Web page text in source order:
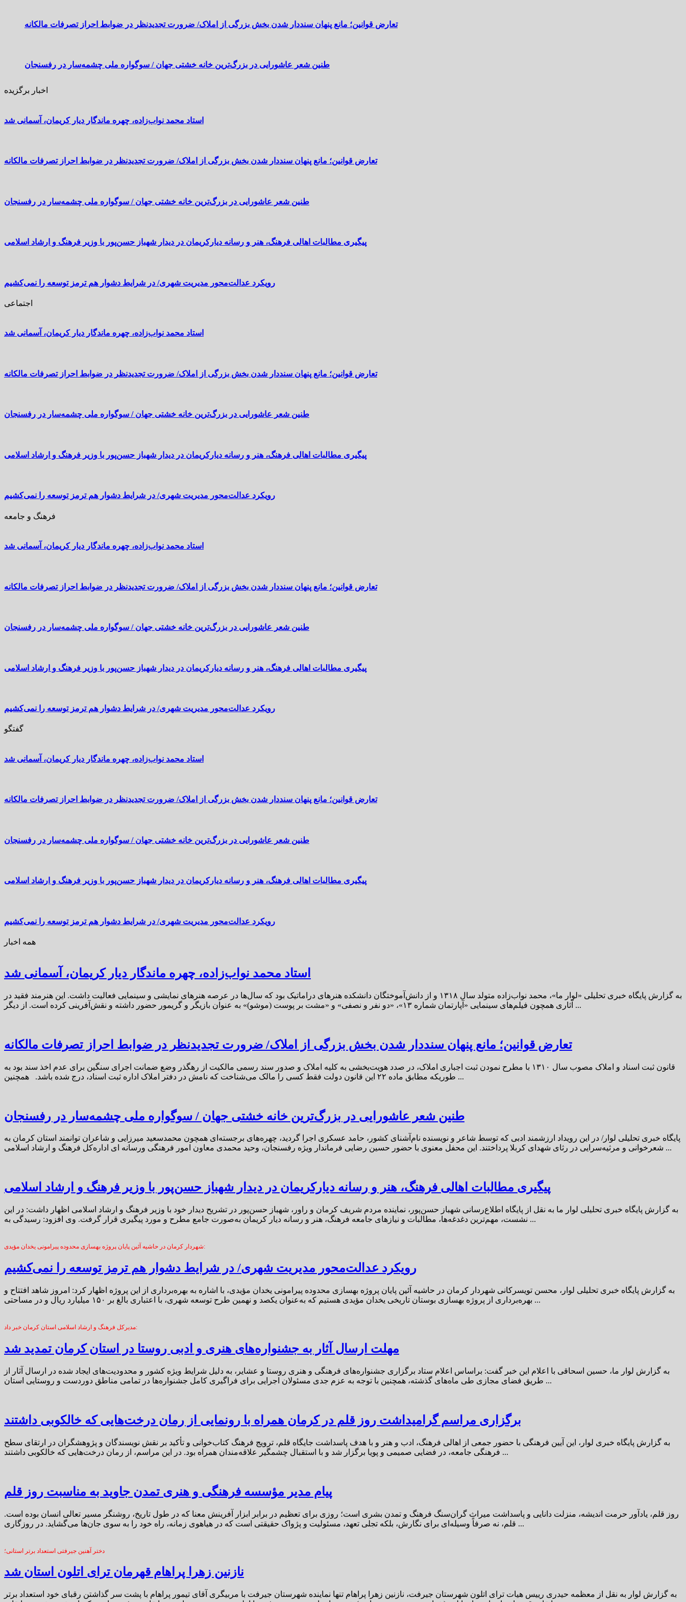
تعارض قوانین؛ مانع پنهان سنددار شدن بخش بزرگی از املاک/ ضرورت تجدیدنظر در ضوابط احراز تصرفات مالکانه
طنین شعر عاشورایی در بزرگ‌ترین خانه خشتی جهان / سوگواره ملی چشمه‌سار در رفسنجان
اخبار برگزیده
استاد محمد نواب‌زاده، چهره ماندگار دیار کریمان، آسمانی شد
تعارض قوانین؛ مانع پنهان سنددار شدن بخش بزرگی از املاک/ ضرورت تجدیدنظر در ضوابط احراز تصرفات مالکانه
طنین شعر عاشورایی در بزرگ‌ترین خانه خشتی جهان / سوگواره ملی چشمه‌سار در رفسنجان
پیگیری مطالبات اهالی فرهنگ، هنر و رسانه دیارکریمان در دیدار شهباز حسن‌پور با وزیر فرهنگ و ارشاد اسلامی
رویکرد عدالت‌محور مدیریت شهری/ در شرایط دشوار هم ترمز توسعه را نمی‌کشیم
اجتماعی
استاد محمد نواب‌زاده، چهره ماندگار دیار کریمان، آسمانی شد
تعارض قوانین؛ مانع پنهان سنددار شدن بخش بزرگی از املاک/ ضرورت تجدیدنظر در ضوابط احراز تصرفات مالکانه
طنین شعر عاشورایی در بزرگ‌ترین خانه خشتی جهان / سوگواره ملی چشمه‌سار در رفسنجان
پیگیری مطالبات اهالی فرهنگ، هنر و رسانه دیارکریمان در دیدار شهباز حسن‌پور با وزیر فرهنگ و ارشاد اسلامی
رویکرد عدالت‌محور مدیریت شهری/ در شرایط دشوار هم ترمز توسعه را نمی‌کشیم
فرهنگ و جامعه
استاد محمد نواب‌زاده، چهره ماندگار دیار کریمان، آسمانی شد
تعارض قوانین؛ مانع پنهان سنددار شدن بخش بزرگی از املاک/ ضرورت تجدیدنظر در ضوابط احراز تصرفات مالکانه
طنین شعر عاشورایی در بزرگ‌ترین خانه خشتی جهان / سوگواره ملی چشمه‌سار در رفسنجان
پیگیری مطالبات اهالی فرهنگ، هنر و رسانه دیارکریمان در دیدار شهباز حسن‌پور با وزیر فرهنگ و ارشاد اسلامی
رویکرد عدالت‌محور مدیریت شهری/ در شرایط دشوار هم ترمز توسعه را نمی‌کشیم
گفتگو
استاد محمد نواب‌زاده، چهره ماندگار دیار کریمان، آسمانی شد
تعارض قوانین؛ مانع پنهان سنددار شدن بخش بزرگی از املاک/ ضرورت تجدیدنظر در ضوابط احراز تصرفات مالکانه
طنین شعر عاشورایی در بزرگ‌ترین خانه خشتی جهان / سوگواره ملی چشمه‌سار در رفسنجان
پیگیری مطالبات اهالی فرهنگ، هنر و رسانه دیارکریمان در دیدار شهباز حسن‌پور با وزیر فرهنگ و ارشاد اسلامی
رویکرد عدالت‌محور مدیریت شهری/ در شرایط دشوار هم ترمز توسعه را نمی‌کشیم
همه اخبار
استاد محمد نواب‌زاده، چهره ماندگار دیار کریمان، آسمانی شد
به گزارش پایگاه خبری تحلیلی «لوار ما»، محمد نواب‌زاده متولد سال ۱۳۱۸ و از دانش‌آموختگان دانشکده هنرهای دراماتیک بود که سال‌ها در عرصه هنرهای نمایشی و سینمایی فعالیت داشت. این هنرمند فقید در
آثاری همچون فیلم‌های سینمایی «آپارتمان شماره ۱۳»، «دو نفر و نصفی» و «مشت بر پوست (موشو)» به عنوان بازیگر و گریمور حضور داشته و نقش‌آفرینی کرده است. از دیگر ...
تعارض قوانین؛ مانع پنهان سنددار شدن بخش بزرگی از املاک/ ضرورت تجدیدنظر در ضوابط احراز تصرفات مالکانه
قانون ثبت اسناد و املاک مصوب سال ۱۳۱۰ با مطرح نمودن ثبت اجباری املاک، در صدد هویت‌بخشی به کلیه املاک و صدور سند رسمی مالکیت از رهگذر وضع ضمانت اجرای سنگین برای عدم اخذ سند بود به
طوریکه مطابق ماده ۲۲ این قانون دولت فقط کسی را مالک می‌شناخت که نامش در دفتر املاک اداره ثبت اسناد، درج شده باشد. همچنین ...
طنین شعر عاشورایی در بزرگ‌ترین خانه خشتی جهان / سوگواره ملی چشمه‌سار در رفسنجان
پایگاه خبری تحلیلی لوار/ در این رویداد ارزشمند ادبی که توسط شاعر و نویسنده نام‌آشنای کشور، حامد عسکری اجرا گردید، چهره‌های برجسته‌ای همچون محمدسعید میرزایی و شاعران توانمند استان کرمان به
شعرخوانی و مرثیه‌سرایی در رثای شهدای کربلا پرداختند. این محفل معنوی با حضور حسین رضایی فرماندار ویژه رفسنجان، وحید محمدی معاون امور فرهنگی ورسانه ای اداره‌کل فرهنگ و ارشاد اسلامی ...
پیگیری مطالبات اهالی فرهنگ، هنر و رسانه دیارکریمان در دیدار شهباز حسن‌پور با وزیر فرهنگ و ارشاد اسلامی
به گزارش پایگاه خبری تحلیلی لوار ما به نقل از پایگاه اطلاع‌رسانی شهباز حسن‌پور، نماینده مردم شریف کرمان و راور، شهباز حسن‌پور در تشریح دیدار خود با وزیر فرهنگ و ارشاد اسلامی اظهار داشت: در این
نشست، مهم‌ترین دغدغه‌ها، مطالبات و نیازهای جامعه فرهنگ، هنر و رسانه دیار کریمان به‌صورت جامع مطرح و مورد پیگیری قرار گرفت. وی افزود: رسیدگی به ...
شهردار کرمان در حاشیه آئین پایان پروژه بهسازی محدوده پیرامونی یخدان مؤیدی:
رویکرد عدالت‌محور مدیریت شهری/ در شرایط دشوار هم ترمز توسعه را نمی‌کشیم
به گزارش پایگاه خبری تحلیلی لوار، محسن تویسرکانی شهردار کرمان در حاشیه آئین پایان پروژه بهسازی محدوده پیرامونی یخدان مؤیدی، با اشاره به بهره‌برداری از این پروژه اظهار کرد: امروز شاهد افتتاح و
بهره‌برداری از پروژه بهسازی بوستان تاریخی یخدان مؤیدی هستیم که به‌عنوان یکصد و نهمین طرح توسعه شهری، با اعتباری بالغ بر ۱۵۰ میلیارد ریال و در مساحتی ...
مدیرکل فرهنگ و ارشاد اسلامی استان کرمان خبر داد:
مهلت ارسال آثار به جشنواره‌های هنری و ادبی روستا در استان کرمان تمدید شد
به گزارش لوار ما، حسین اسحاقی با اعلام این خبر گفت: براساس اعلام ستاد برگزاری جشنواره‌های فرهنگی و هنری روستا و عشایر، به دلیل شرایط ویژه کشور و محدودیت‌های ایجاد شده در ارسال آثار از
طریق فضای مجازی طی ماه‌های گذشته، همچنین با توجه به عزم جدی مسئولان اجرایی برای فراگیری کامل جشنواره‌ها در تمامی مناطق دوردست و روستایی استان ...
برگزاری مراسم گرامیداشت روز قلم در کرمان همراه با رونمایی از رمان درخت‌هایی که خالکوبی داشتند
به گزارش پایگاه خبری لوار، این آیین فرهنگی با حضور جمعی از اهالی فرهنگ، ادب و هنر و با هدف پاسداشت جایگاه قلم، ترویج فرهنگ کتاب‌خوانی و تأکید بر نقش نویسندگان و پژوهشگران در ارتقای سطح
فرهنگی جامعه، در فضایی صمیمی و پویا برگزار شد و با استقبال چشمگیر علاقه‌مندان همراه بود. در این مراسم، از رمان درخت‌هایی که خالکوبی داشتند ...
پیام مدیر مؤسسه فرهنگی و هنری تمدن جاوید به مناسبت روز قلم
روز قلم، یادآور حرمت اندیشه، منزلت دانایی و پاسداشت میراث گران‌سنگ فرهنگ و تمدن بشری است؛ روزی برای تعظیم در برابر ابزار آفرینش معنا که در طول تاریخ، روشنگر مسیر تعالی انسان بوده است.
قلم، نه صرفاً وسیله‌ای برای نگارش، بلکه تجلی تعهد، مسئولیت و پژواک حقیقتی است که در هیاهوی زمانه، راه خود را به سوی جان‌ها می‌گشاید. در روزگاری ...
دختر آهنین جیرفتی استعداد برتر استانی؛
نازنین زهرا پراهام قهرمان ترای اتلون استان شد
به گزارش لوار به نقل از معظمه حیدری رییس هیات ترای اتلون شهرستان جیرفت، نازنین زهرا پراهام تنها نماینده شهرستان جیرفت با مربیگری آقای تیمور پراهام با پشت سر گذاشتن رقبای خود استعداد برتر